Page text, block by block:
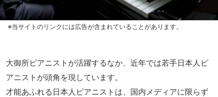
※当サイトのリンクには広告が含まれていることがあります。
大御所ピアニストが活躍するなか、近年では若手日本人ピ
アニストが頭角を現しています。
才能あふれる日本人ピアニストは、国内メディアに限らず